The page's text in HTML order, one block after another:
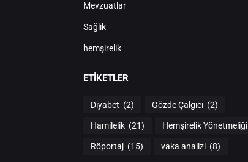
Mevzuatlar
Sağlık
hemşirelik
ETIKETLER
Diyabet (2) Gözde Çalgıcı (2)
Hamilelik (21) Hemşirelik Yönetmeliği
Röportaj (15) vaka analizi (8)